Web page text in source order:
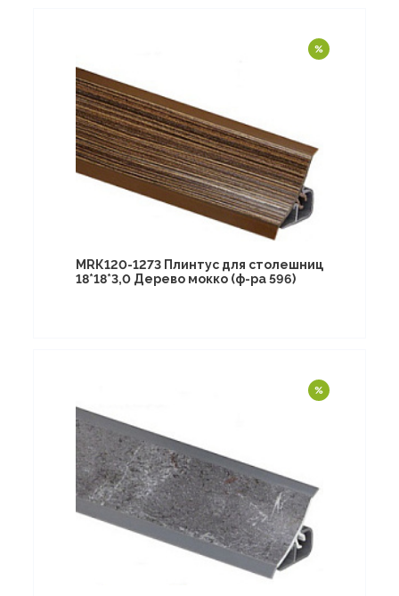
МRК120-1273 Плинтус для столешниц
18*18*3,0 Дерево мокко (ф-ра 596)